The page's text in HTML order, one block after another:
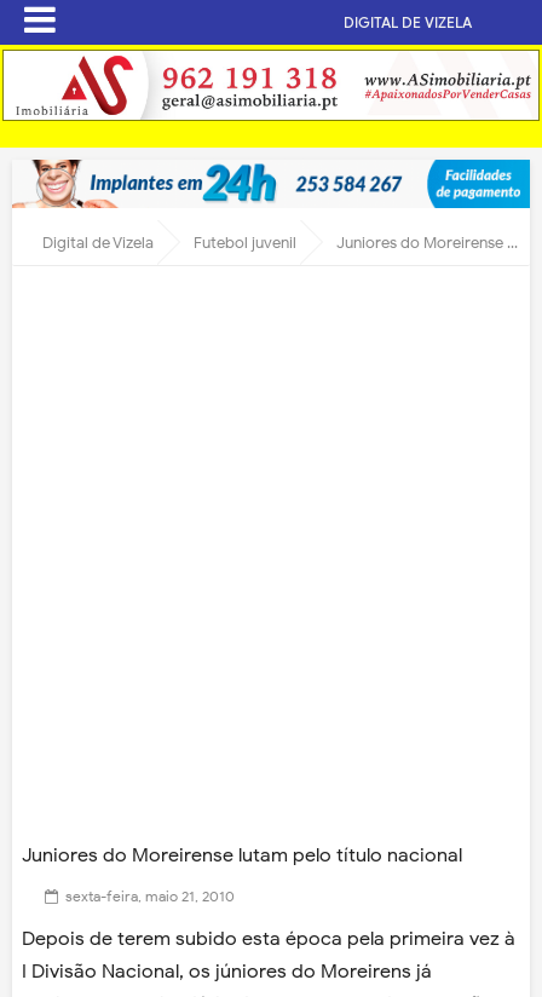
DIGITAL DE VIZELA
Digital de Vizela Futebol juvenil Juniores do Moreirense lutam pelo título nacional
Juniores do Moreirense lutam pelo título nacional
sexta-feira, maio 21, 2010
Depois de terem subido esta época pela primeira vez à
I Divisão Nacional, os júniores do Moreirens já